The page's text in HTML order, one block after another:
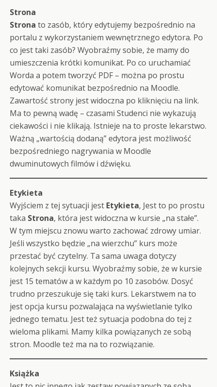
Strona
Strona to zasób, który edytujemy bezpośrednio na
portalu z wykorzystaniem wewnętrznego edytora. Po
co jest taki zasób? Wyobraźmy sobie, że mamy do
umieszczenia krótki komunikat. Po co uruchamiać
Worda a potem tworzyć PDF – można po prostu
edytować komunikat bezpośrednio na Moodle.
Zawartość strony jest widoczna po kliknięciu na link.
Ma to pewną wadę – czasami Studenci nie wykazują
ciekawości i nie klikają. Istnieje na to proste lekarstwo.
Ważną „wartością dodaną” edytora jest możliwość
bezpośredniego nagrywania w Moodle
dwuminutowych filmów i dźwięku.
Etykieta
Wyjściem z tej sytuacji jest Etykieta, Jest to po prostu
taka Strona, która jest widoczna w kursie „na stałe”.
W tym miejscu znowu warto zachować zdrowy umiar.
Jeśli wszystko będzie „na wierzchu” kurs może
przestać być czytelny. Ta sama uwaga dotyczy
kolejnych sekcji kursu. Wyobraźmy sobie, że w kursie
jest 15 tematów a w każdym po 10 zasobów. Dosyć
trudno przeszukuje się taki kurs. Lekarstwem na to
jest opcja kursu pozwalająca na wyświetlanie tylko
jednego tematu. Jest też sytuacja podobna do tej z
wieloma plikami. Mamy kilka powiązanych ze sobą
stron. Moodle też ma na to rozwiązanie.
Książka